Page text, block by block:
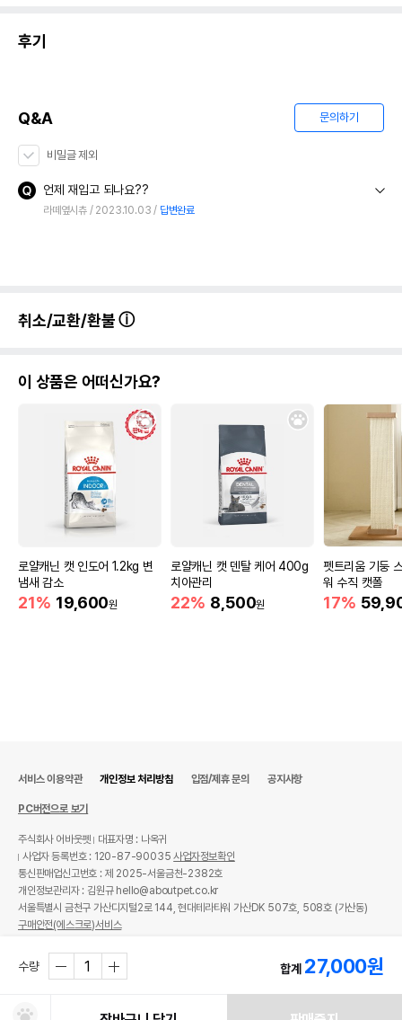
후기
Q&A 문의하기
비밀글 제외
언제 재입고 되나요??
라떼옆시츄 2023.10.03 답변완료
취소/교환/환불
이 상품은 어떠신가요?
로얄캐닌 캣 인도어 1.2kg 변
냄새 감소
21% 19,600원
로얄캐닌 캣 덴탈 케어 400g
치아관리
22% 8,500원
펫트리움 기둥
워 수직 캣폴
17%
수량 합계 27,000원
서비스 이용약관 개인정보 처리방침 입점/제휴 문의 공지사항
PC버전으로 보기
주식회사 어바웃펫
대표자명 : 나옥귀
사업자 등록번호 : 120-87-90035사업자정보확인
통신판매업신고번호 : 제 2025-서울금천-2382호
개인정보관리자 : 김원규 hello@aboutpet.co.kr
서울특별시 금천구 가산디지털2로 144, 현대테라타워 가산DK 507호, 508호 (가산동)
구매안전(에스크로)서비스